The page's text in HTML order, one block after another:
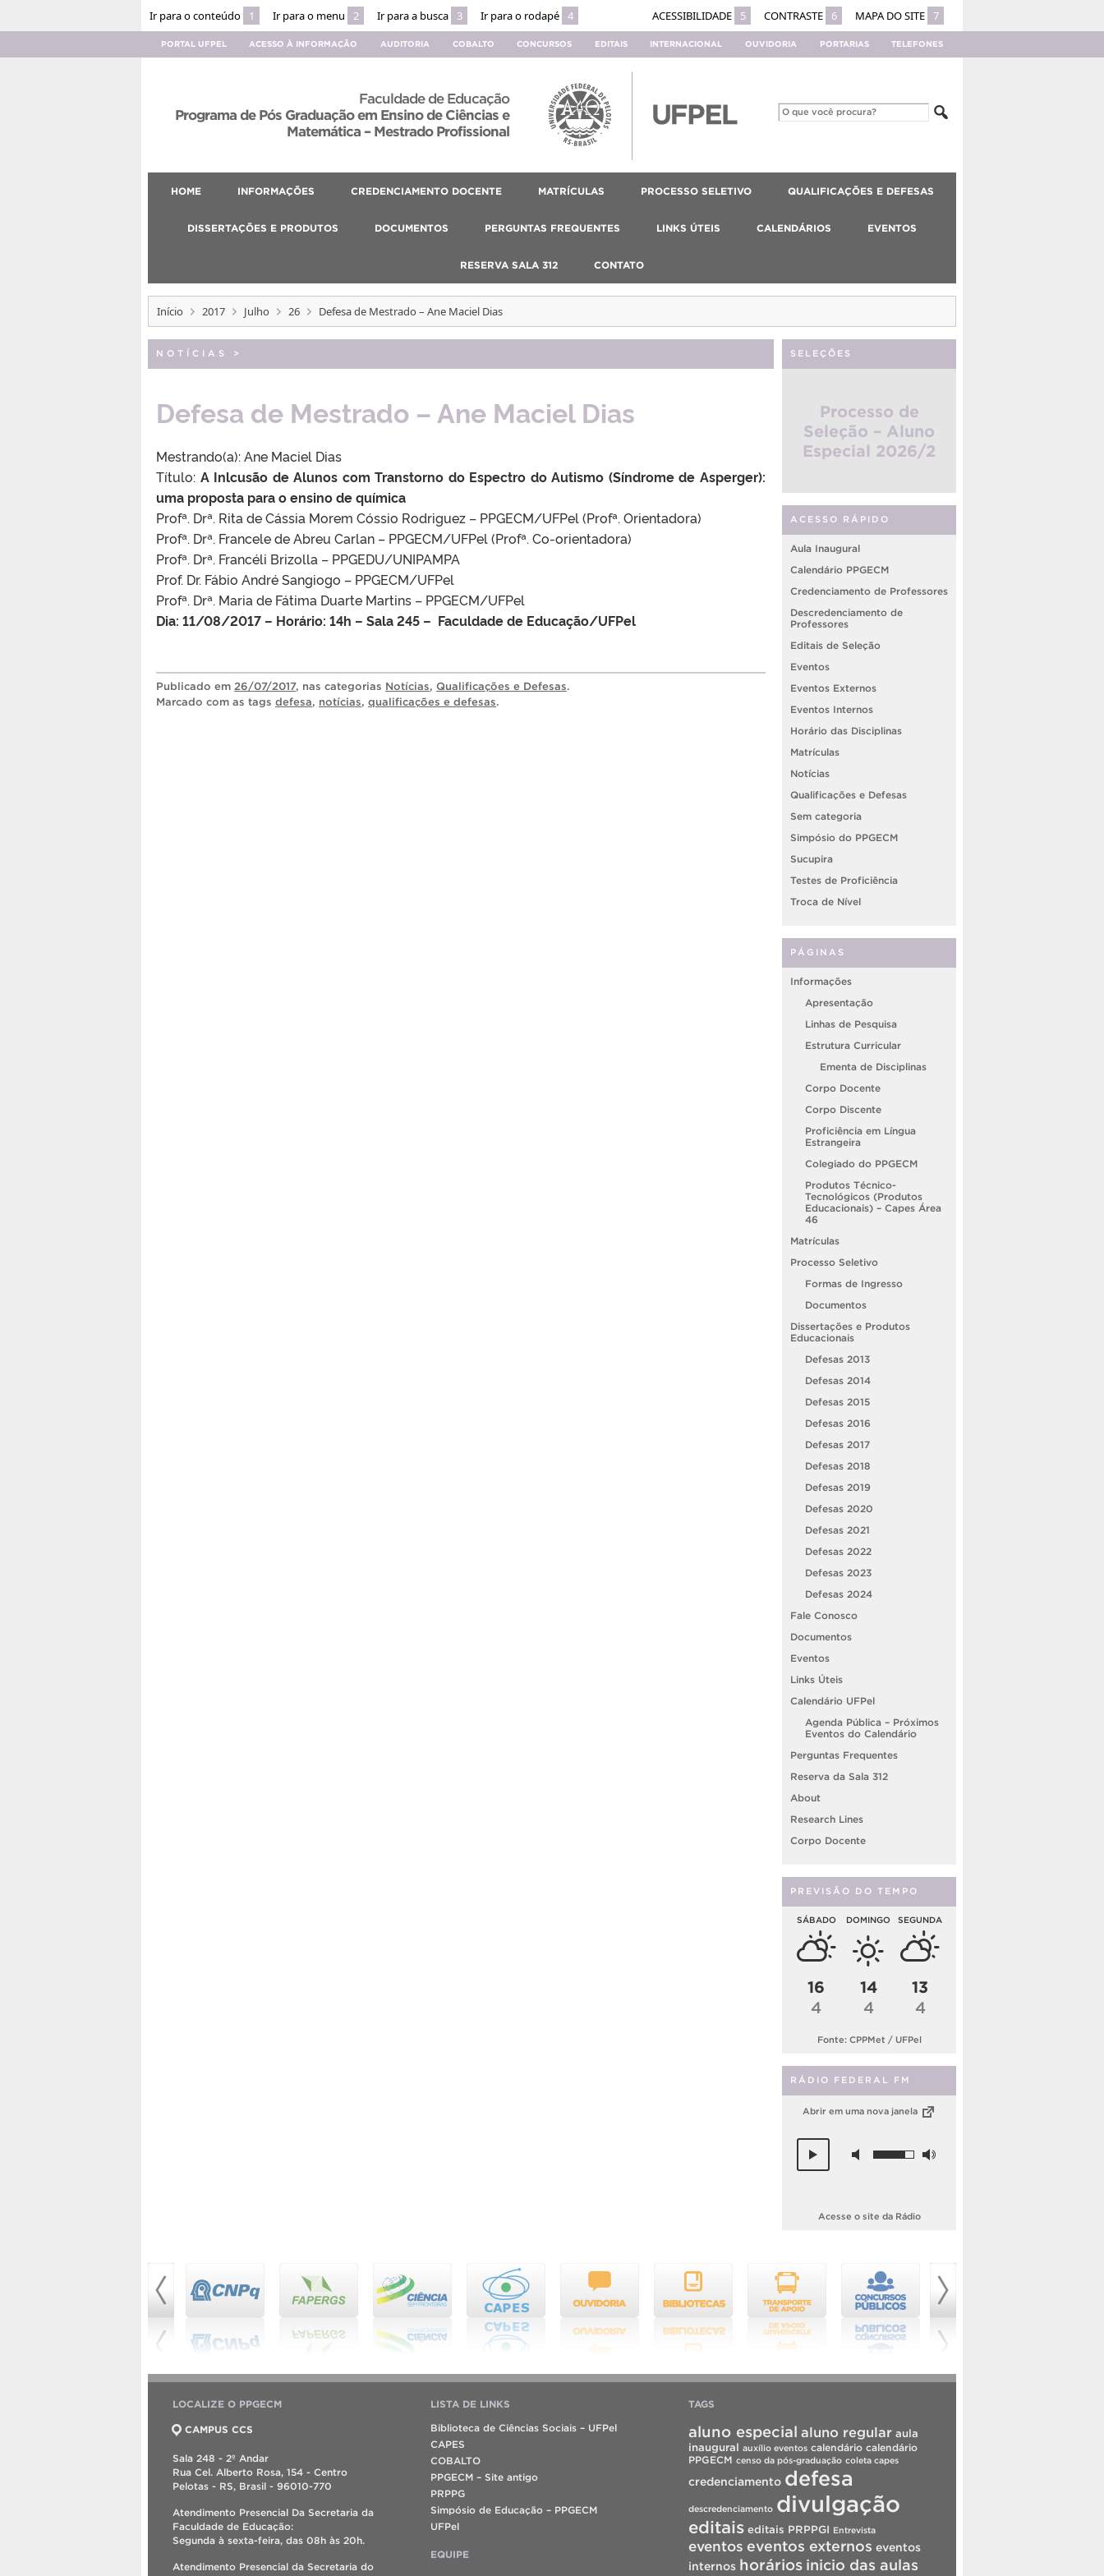
Ir para o conteúdo 1 Ir para o menu 2 Ir para a busca 3 Ir para o rodapé 4 ACESSIBILIDADE 5 CONTRASTE 6 MAPA DO SITE 7
PORTAL UFPEL ACESSO À INFORMAÇÃO AUDITORIA COBALTO CONCURSOS EDITAIS INTERNACIONAL OUVIDORIA PORTARIAS TELEFONES
Faculdade de Educação
Programa de Pós Graduação em Ensino de Ciências e
Matemática – Mestrado Profissional
HOME INFORMAÇÕES CREDENCIAMENTO DOCENTE MATRÍCULAS PROCESSO SELETIVO QUALIFICAÇÕES E DEFESAS
DISSERTAÇÕES E PRODUTOS DOCUMENTOS PERGUNTAS FREQUENTES LINKS ÚTEIS CALENDÁRIOS EVENTOS
RESERVA SALA 312 CONTATO
Início 2017 Julho 26 Defesa de Mestrado – Ane Maciel Dias
NOTÍCIAS >
Defesa de Mestrado – Ane Maciel Dias
Mestrando(a): Ane Maciel Dias
Título: A Inlcusão de Alunos com Transtorno do Espectro do Autismo (Síndrome de Asperger):
uma proposta para o ensino de química
Profª. Drª. Rita de Cássia Morem Cóssio Rodriguez – PPGECM/UFPel (Profª. Orientadora)
Profª. Drª. Francele de Abreu Carlan – PPGECM/UFPel (Profª. Co-orientadora)
Profª. Drª. Francéli Brizolla – PPGEDU/UNIPAMPA
Prof. Dr. Fábio André Sangiogo – PPGECM/UFPel
Profª. Drª. Maria de Fátima Duarte Martins – PPGECM/UFPel
Dia: 11/08/2017 – Horário: 14h – Sala 245 – Faculdade de Educação/UFPel
Publicado em 26/07/2017, nas categorias Notícias, Qualificações e Defesas.
Marcado com as tags defesa, notícias, qualificações e defesas.
SELEÇÕES
Processo de
Seleção – Aluno
Especial 2026/2
ACESSO RÁPIDO
Aula Inaugural
Calendário PPGECM
Credenciamento de Professores
Descredenciamento de
Professores
Editais de Seleção
Eventos
Eventos Externos
Eventos Internos
Horário das Disciplinas
Matrículas
Notícias
Qualificações e Defesas
Sem categoria
Simpósio do PPGECM
Sucupira
Testes de Proficiência
Troca de Nível
PÁGINAS
Informações
Apresentação
Linhas de Pesquisa
Estrutura Curricular
Ementa de Disciplinas
Corpo Docente
Corpo Discente
Proficiência em Língua
Estrangeira
Colegiado do PPGECM
Produtos Técnico-
Tecnológicos (Produtos
Educacionais) – Capes Área
46
Matrículas
Processo Seletivo
Formas de Ingresso
Documentos
Dissertações e Produtos
Educacionais
Defesas 2013
Defesas 2014
Defesas 2015
Defesas 2016
Defesas 2017
Defesas 2018
Defesas 2019
Defesas 2020
Defesas 2021
Defesas 2022
Defesas 2023
Defesas 2024
Fale Conosco
Documentos
Eventos
Links Úteis
Calendário UFPel
Agenda Pública – Próximos
Eventos do Calendário
Perguntas Frequentes
Reserva da Sala 312
About
Research Lines
Corpo Docente
PREVISÃO DO TEMPO
SÁBADO
16
4
DOMINGO
14
4
SEGUNDA
13
4
Fonte: CPPMet / UFPel
RÁDIO FEDERAL FM
Abrir em uma nova janela
Acesse o site da Rádio
LOCALIZE O PPGECM
CAMPUS CCS
Sala 248 - 2º Andar
Rua Cel. Alberto Rosa, 154 - Centro
Pelotas - RS, Brasil - 96010-770
Atendimento Presencial Da Secretaria da
Faculdade de Educação:
Segunda à sexta-feira, das 08h às 20h.
Atendimento Presencial da Secretaria do
LISTA DE LINKS
Biblioteca de Ciências Sociais – UFPel
CAPES
COBALTO
PPGECM – Site antigo
PRPPG
Simpósio de Educação – PPGECM
UFPel
EQUIPE
TAGS
aluno especial aluno regular aula
inaugural auxílio eventos calendário calendário
PPGECM censo da pós-graduação coleta capes
credenciamento defesa
descredenciamento divulgação
editais editais PRPPGI Entrevista
eventos eventos externos eventos
internos horários inicio das aulas